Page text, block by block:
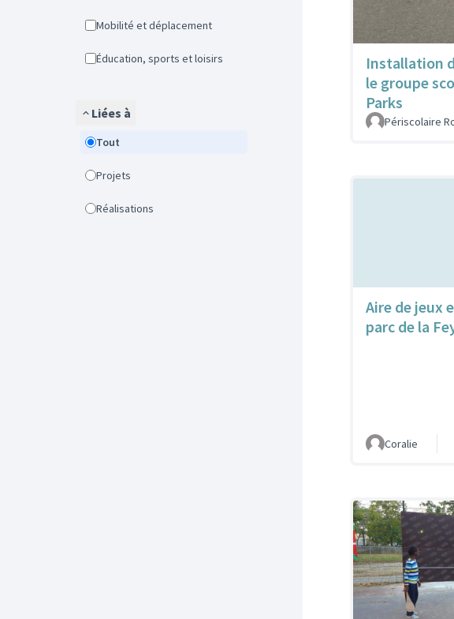
Mobilité et déplacement
Éducation, sports et loisirs
Liées à
Tout
Projets
Réalisations
Installation
le groupe
Parks
Périscolaire
Aire de jeux
parc de la
Coralie